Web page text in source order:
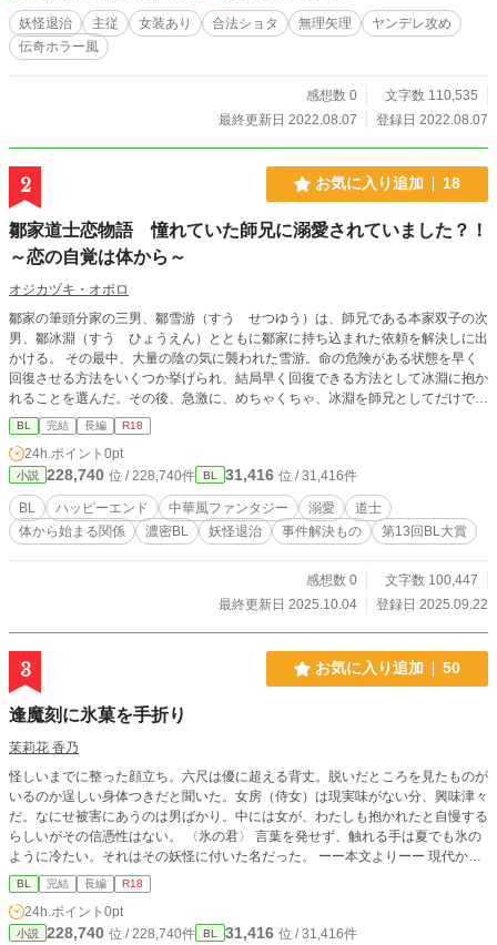
妖怪退治 主従 女装あり 合法ショタ 無理矢理
ヤンデレ攻め
伝奇ホラー風
感想数 0
文字数 110,535
最終更新日 2022.08.07
登録日 2022.08.07
2 お気に入り追加 18
鄒家道士恋物語 憧れていた師兄に溺愛されていました？！
～恋の自覚は体から～
オジカヅキ・オボロ
鄒家の筆頭分家の三男、鄒雪游（すう せつゆう）は、師兄である本家双子の次
男、鄒冰淵（すう ひょうえん）とともに鄒家に持ち込まれた依頼を解決しに出
かける。 その最中、大量の陰の気に襲われた雪游。命の危険がある状態を早く
回復させる方法をいくつか挙げられ、結局早く回復できる方法として冰淵に抱か
れることを選んだ。その後、急激に、めちゃくちゃ、冰淵を師兄としてだけでは
なく意識してしまう。 事件を解決する中で劉紫焔（りゅう しえん）や白寒澤
（はく かんたく）といった道士や仙獣と出会い、冰淵への想いに迷い、恋だと
自覚し狼狽え、解決したはずの事件が真に解決したわけではなかったなど、様々
な出会いと事件が交錯する。 ハッピーエンドで完結済みの話をアップしていき
ます。
BL 完結 長編 R18
24h.ポイント 0pt
小説 228,740 位 / 228,740件 BL 31,416 位 / 31,416件
BL ハッピーエンド 中華風ファンタジー 溺愛
道士
体から始まる関係
濃密BL 妖怪退治 事件解決もの 第13回BL大賞
感想数 0
文字数 100,447
最終更新日 2025.10.04
登録日 2025.09.22
3 お気に入り追加 50
逢魔刻に氷菓を手折り
茉莉花 香乃
怪しいまでに整った顔立ち。六尺は優に超える背丈。脱いだところを見たものが
いるのか逞しい身体つきだと聞いた。女房（侍女）は現実味がない分、興味津々
だ。なにせ被害にあうのは男ばかり。中には女が、わたしも抱かれたと自慢する
らしいがその信憑性はない。 〈氷の君〉 言葉を発せず、触れる手は夏でも氷の
ように冷たい。それはその妖怪に付いた名だった。 ーー本文よりーー 現代から
平安時代へタイムトリップした少年と青年陰陽師が美貌の妖怪を退治する物語
！！注意！！ ⚫︎「陰陽師」と云う単語だけで覗いて下さった方は、ご注意下さ
い。こちら、BL小説です 陰陽道の事はあまり無い、もしくは私の妄想だと思っ
て下さい。独自の術などあるかもしれません。敢えて、タグの登録はしてません
BL 完結 長編 R18
24h.ポイント 0pt
小説 228,740 位 / 228,740件 BL 31,416 位 / 31,416件